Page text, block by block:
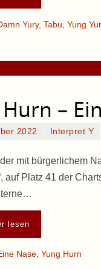
Yury, Tabu Yung
–
2022 Interpret Y
mit bürgerlichem
auf Platz 41 der
lesen
Nase Yung Hurn